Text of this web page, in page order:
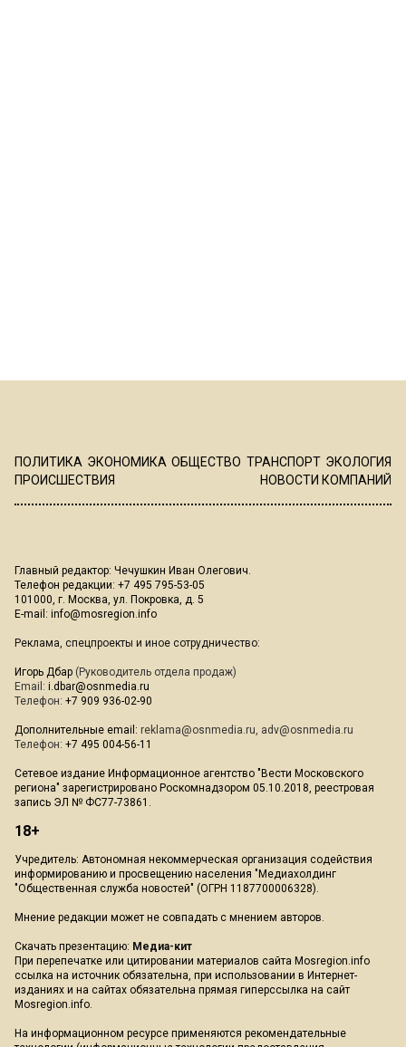
ПОЛИТИКА ЭКОНОМИКА ОБЩЕСТВО ТРАНСПОРТ ЭКОЛОГИЯ
ПРОИСШЕСТВИЯ
НОВОСТИ КОМПАНИЙ
Главный редактор: Чечушкин Иван Олегович.
Телефон редакции: +7 495 795-53-05
101000, г. Москва, ул. Покровка, д. 5
E-mail: info@mosregion.info
Реклама, спецпроекты и иное сотрудничество:
Игорь Дбар (Руководитель отдела продаж)
Email: i.dbar@osnmedia.ru
Телефон: +7 909 936-02-90
Дополнительные email: reklama@osnmedia.ru, adv@osnmedia.ru
Телефон: +7 495 004-56-11
Сетевое издание Информационное агентство "Вести Московского
региона" зарегистрировано Роскомнадзором 05.10.2018, реестровая
запись ЭЛ № ФС77-73861.
18+
Учредитель: Автономная некоммерческая организация содействия
информированию и просвещению населения "Медиахолдинг
"Общественная служба новостей" (ОГРН 1187700006328).
Мнение редакции может не совпадать с мнением авторов.
Скачать презентацию: Медиа-кит
При перепечатке или цитировании материалов сайта Mosregion.info
ссылка на источник обязательна, при использовании в Интернет-
изданиях и на сайтах обязательна прямая гиперссылка на сайт
Mosregion.info.
На информационном ресурсе применяются рекомендательные